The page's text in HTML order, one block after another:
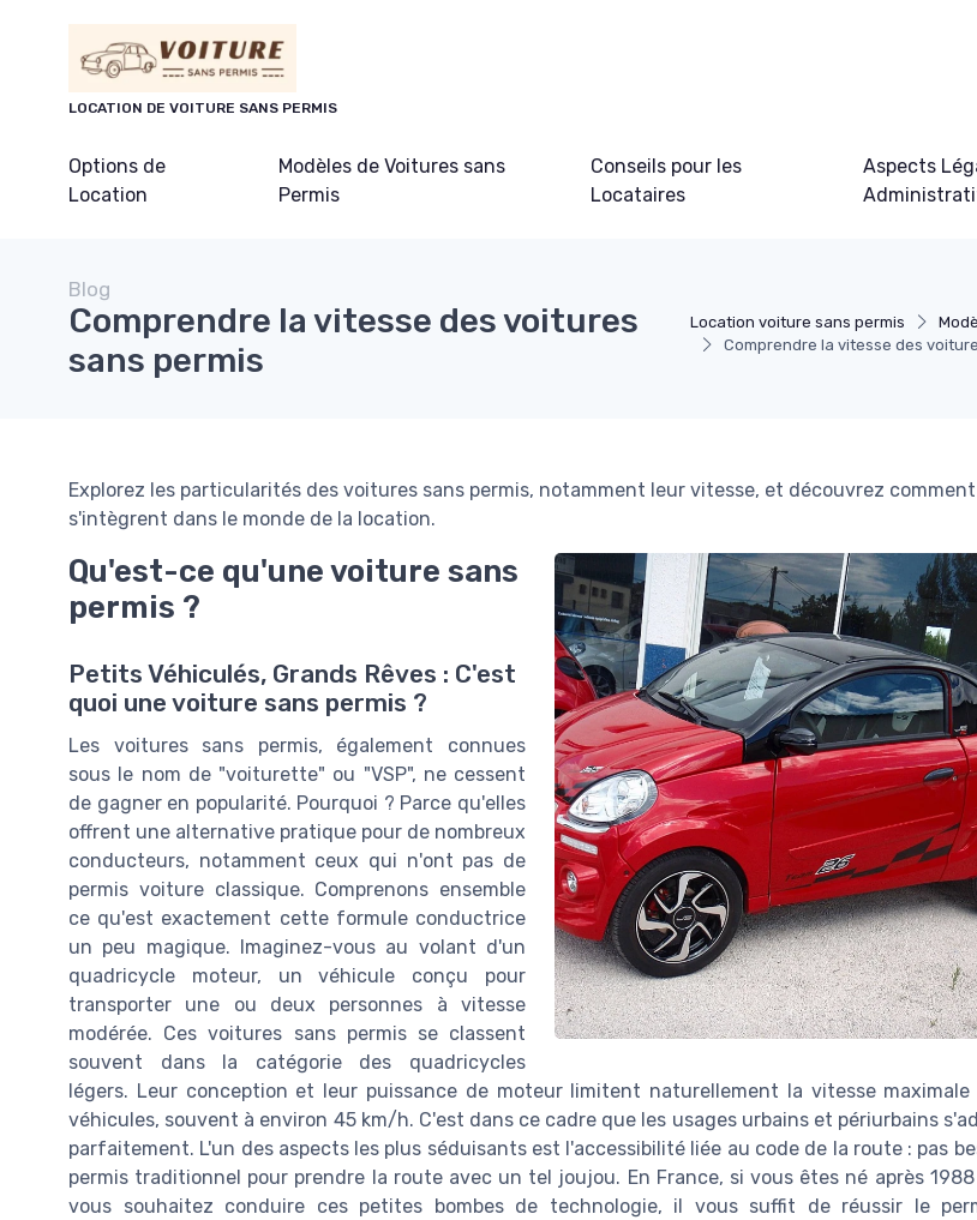
LOCATION DE VOITURE SANS PERMIS
Options de
Location
Modèles de Voitures sans
Permis
Conseils pour les
Locataires
Aspects
Location voiture sans permis
Comprendre la vitesse des
Blog
Comprendre la vitesse des voitures
sans permis
Explorez les particularités des voitures sans permis, notamment leur vitesse, et découvrez
s'intègrent dans le monde de la location.
Qu'est-ce qu'une voiture sans
permis ?
Petits Véhiculés, Grands Rêves : C'est
quoi une voiture sans permis ?
Les voitures sans permis, également connues
sous le nom de "voiturette" ou "VSP", ne cessent
de gagner en popularité. Pourquoi ? Parce qu'elles
offrent une alternative pratique pour de nombreux
conducteurs, notamment ceux qui n'ont pas de
permis voiture classique. Comprenons ensemble
ce qu'est exactement cette formule conductrice
un peu magique. Imaginez-vous au volant d'un
quadricycle moteur, un véhicule conçu pour
transporter une ou deux personnes à vitesse
modérée. Ces voitures sans permis se classent
souvent dans la catégorie des quadricycles
légers. Leur conception et leur puissance de moteur limitent naturellement la vitesse maximale
véhicules, souvent à environ 45 km/h. C'est dans ce cadre que les usages urbains et périurbains
parfaitement. L'un des aspects les plus séduisants est l'accessibilité liée au code de la route : pas
permis traditionnel pour prendre la route avec un tel joujou. En France, si vous êtes né après
vous souhaitez conduire ces petites bombes de technologie, il vous suffit de réussir le